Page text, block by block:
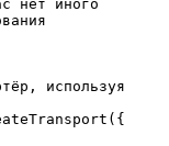
используя